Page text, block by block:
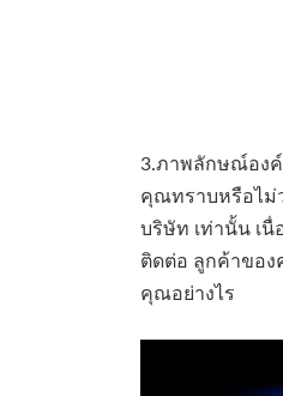
3.ภาพลักษณ์อง
คุณทราบหรือไม่
บริษัท เท่านั้น เนื่
ติดต่อ ลูกค้าขอ
คุณอย่างไร